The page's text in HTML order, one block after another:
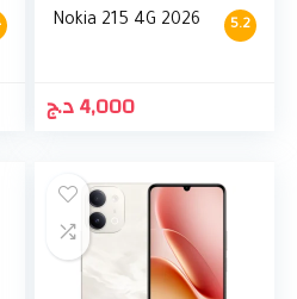
5.2
Nokia 215 4G 2026
4,000د.ج